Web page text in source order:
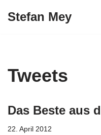
Stefan Mey
Tweets
Das Beste aus
22. April 2012